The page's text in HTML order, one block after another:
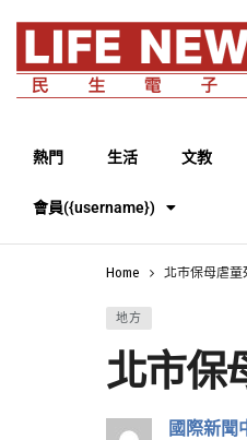
熱門 生活 文教
會員({username})
Home 北市保母虐
地方
北市保
國際新聞